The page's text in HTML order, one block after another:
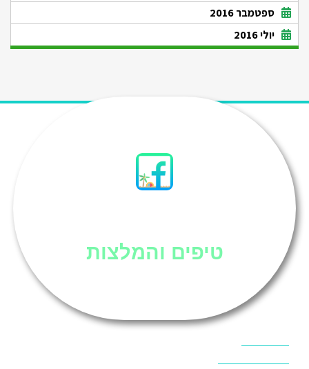
ספטמבר 2016
יולי 2016
סיני
טיפים והמלצות